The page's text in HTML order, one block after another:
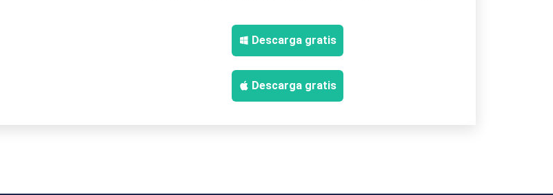
Descarga gratis
Descarga gratis